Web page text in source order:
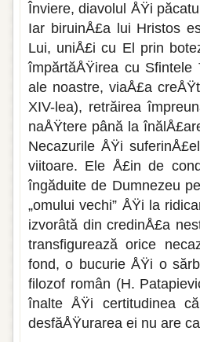
Înviere, diavolul ÅŸi
Iar biruinÅ£a lui Hristos
Lui, uniÅ£i cu El prin
împărtăÅŸirea cu
ale noastre, viaÅ£a
XIV-lea), retrăirea
naÅŸtere până la
Necazurile ÅŸi
viitoare. Ele Å£in de
îngăduite de Dumnezeu
„omului vechi” ÅŸi la
izvorâtă din credinÅ£a
transfigurează orice
fond, o bucurie ÅŸi o
filozof român (H.
înalte ÅŸi certitudinea
desfăÅŸurarea ei nu are